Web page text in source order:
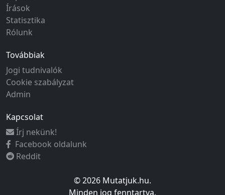
Írások
Statisztika
Rólunk
Továbbiak
Jogi tudnivalók
Cookie szabályzat
Admin
Kapcsolat
Írj nekünk!
Facebook oldalunk
Reddit
© 2026 Mutatjuk.hu.
Minden jog fenntartva.